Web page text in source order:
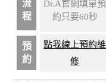
流
程
Dr.A官網填單預
約只要60秒
預
約
點我線上預約維
修